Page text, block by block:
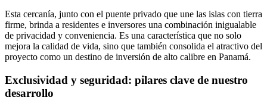
Esta cercanía, junto con el puente privado que une las islas con tierra
firme, brinda a residentes e inversores una combinación inigualable
de privacidad y conveniencia. Es una característica que no solo
mejora la calidad de vida, sino que también consolida el atractivo del
proyecto como un destino de inversión de alto calibre en Panamá.
Exclusividad y seguridad: pilares clave de nuestro
desarrollo